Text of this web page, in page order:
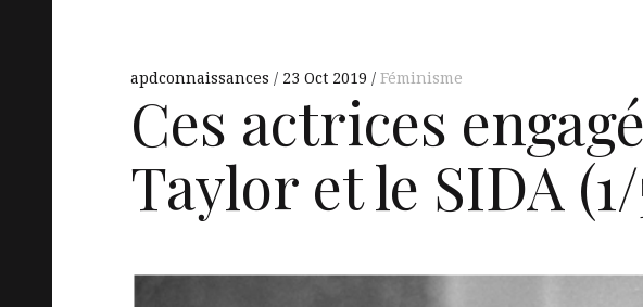
apdconnaissances 23 Oct 2019 Féminisme
Ces actrices
Taylor et le SIDA (1/